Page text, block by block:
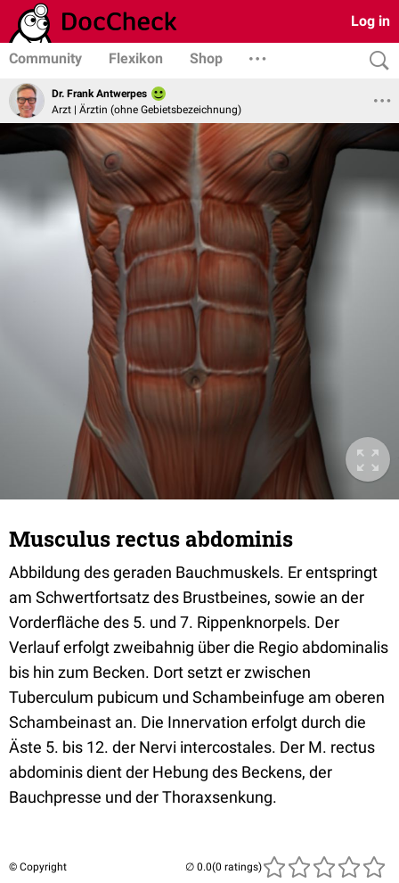
Log in
Community Flexikon Shop
Dr. Frank Antwerpes
Arzt | Ärztin (ohne Gebietsbezeichnung)
Musculus rectus abdominis
Abbildung des geraden Bauchmuskels. Er entspringt
am Schwertfortsatz des Brustbeines, sowie an der
Vorderfläche des 5. und 7. Rippenknorpels. Der
Verlauf erfolgt zweibahnig über die Regio abdominalis
bis hin zum Becken. Dort setzt er zwischen
Tuberculum pubicum und Schambeinfuge am oberen
Schambeinast an. Die Innervation erfolgt durch die
Äste 5. bis 12. der Nervi intercostales. Der M. rectus
abdominis dient der Hebung des Beckens, der
Bauchpresse und der Thoraxsenkung.
© Copyright (0 ratings)